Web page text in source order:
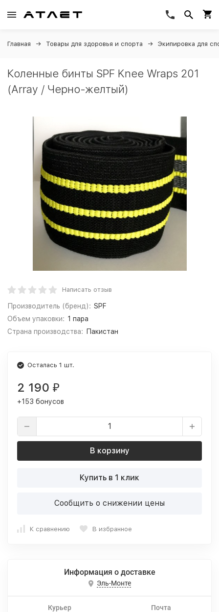
Главная Товары для здоровья и спорта Экипировка для
Коленные бинты SPF Knee Wraps 201
(Array / Черно-желтый)
Написать отзыв
Производитель (бренд): SPF
Объем упаковки: 1 пара
Страна производства:
Пакистан
Осталась 1 шт.
2 190 ₽
+153 бонусов
В корзину
Купить в 1 клик
Сообщить о снижении цены
К сравнению В избранное
Информация о доставке
Эль-Монте
Курьер Почта